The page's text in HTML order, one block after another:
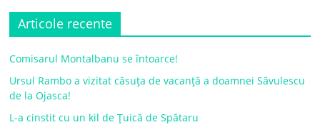
Articole recente
Comisarul Montalbanu se întoarce!
Ursul Rambo a vizitat căsuța de vacanță a doamnei Săvulescu
de la Ojasca!
L-a cinstit cu un kil de Țuică de Spătaru